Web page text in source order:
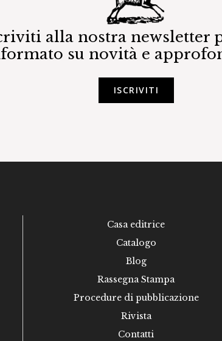
alla nostra newsletter
su novità e
ISCRIVITI
Casa editrice
Catalogo
Blog
Rassegna Stampa
Procedure di pubblicazione
Rivista
Contatti